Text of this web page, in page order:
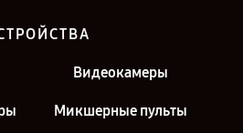
Видеокамеры
Микшерные пульты